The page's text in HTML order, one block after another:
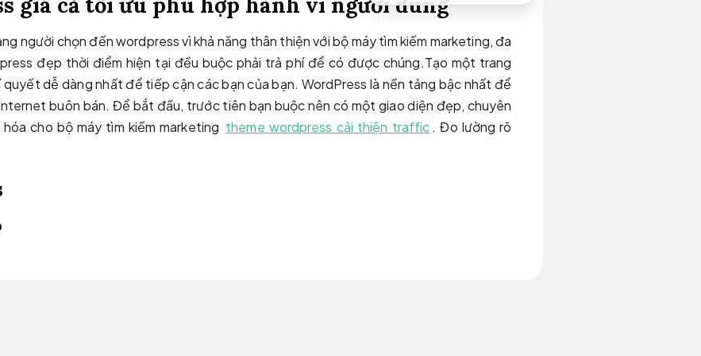
người chọn đến wordpress vì khả năng thân thiện với bộ máy tìm kiếm marketing, đa
đẹp thời điểm hiện tại đều buộc phải trả phí để có được chúng.Tạo một trang
dễ dàng nhất để tiếp cận các bạn của bạn. WordPress là nền tảng bậc nhất để
buôn bán. Để bắt đầu, trước tiên bạn buộc nên có một giao diện đẹp, chuyên
cho bộ máy tìm kiếm marketing theme wordpress cải thiện traffic .Đo lường rõ